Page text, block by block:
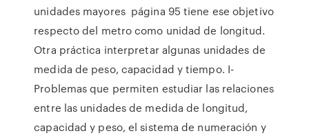
unidades mayores página 95 tiene ese objetivo
respecto del metro como unidad de longitud.
Otra práctica interpretar algunas unidades de
medida de peso, capacidad y tiempo. I-
Problemas que permiten estudiar las relaciones
entre las unidades de medida de longitud,
capacidad y peso, el sistema de numeración y